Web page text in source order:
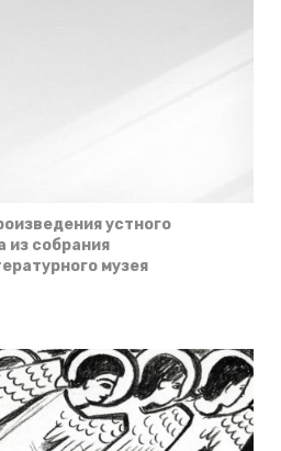
устного
из собрания
музея